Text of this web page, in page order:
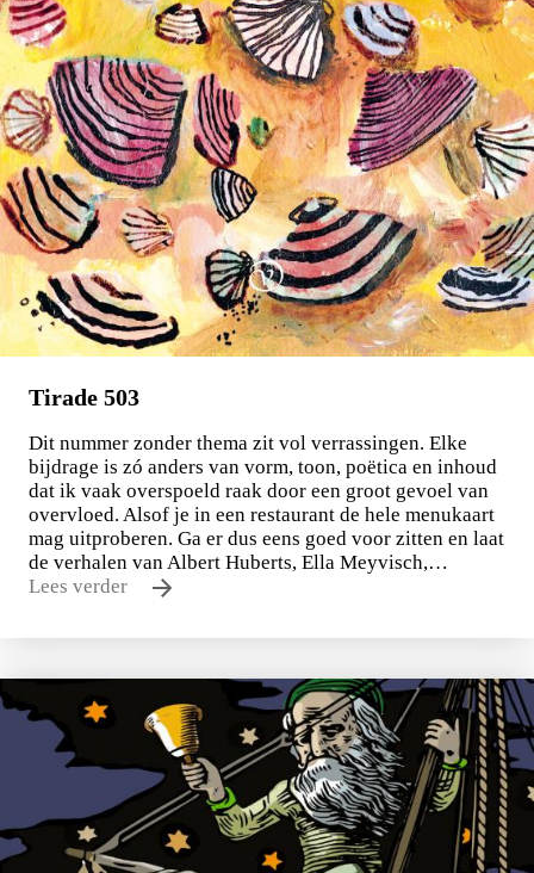
Stephan Enter
Pastorale
€23,99
BESTEL
Tirade 503
Dit nummer zonder thema zit vol verrassingen. Elke
bijdrage is zó anders van vorm, toon, poëtica en inhoud
dat ik vaak overspoeld raak door een groot gevoel van
overvloed. Alsof je in een restaurant de hele menukaart
mag uitproberen. Ga er dus eens goed voor zitten en laat
de verhalen van Albert Huberts, Ella Meyvisch,…
Lees verder